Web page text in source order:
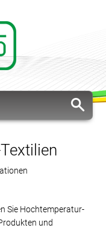
Sie Hochtemperatur-
und